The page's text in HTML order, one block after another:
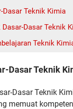
Dasar Teknik Kimia
Dasar Teknik
Teknik
Dasar Teknik
Dasar Teknik
memuat